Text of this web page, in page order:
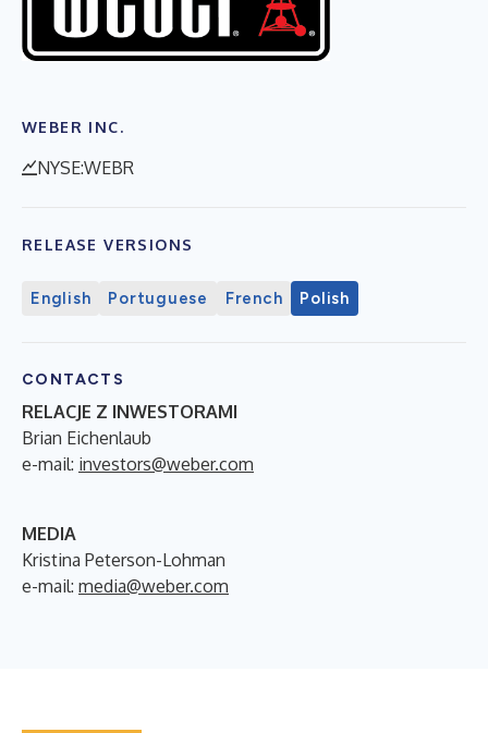
WEBER INC.
NYSE:WEBR
RELEASE VERSIONS
English Portuguese French Polish
CONTACTS
RELACJE Z INWESTORAMI
Brian Eichenlaub
e-mail: investors@weber.com
MEDIA
Kristina Peterson-Lohman
e-mail: media@weber.com